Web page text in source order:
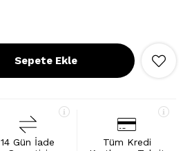
14 Gün İade
Tüm Kredi